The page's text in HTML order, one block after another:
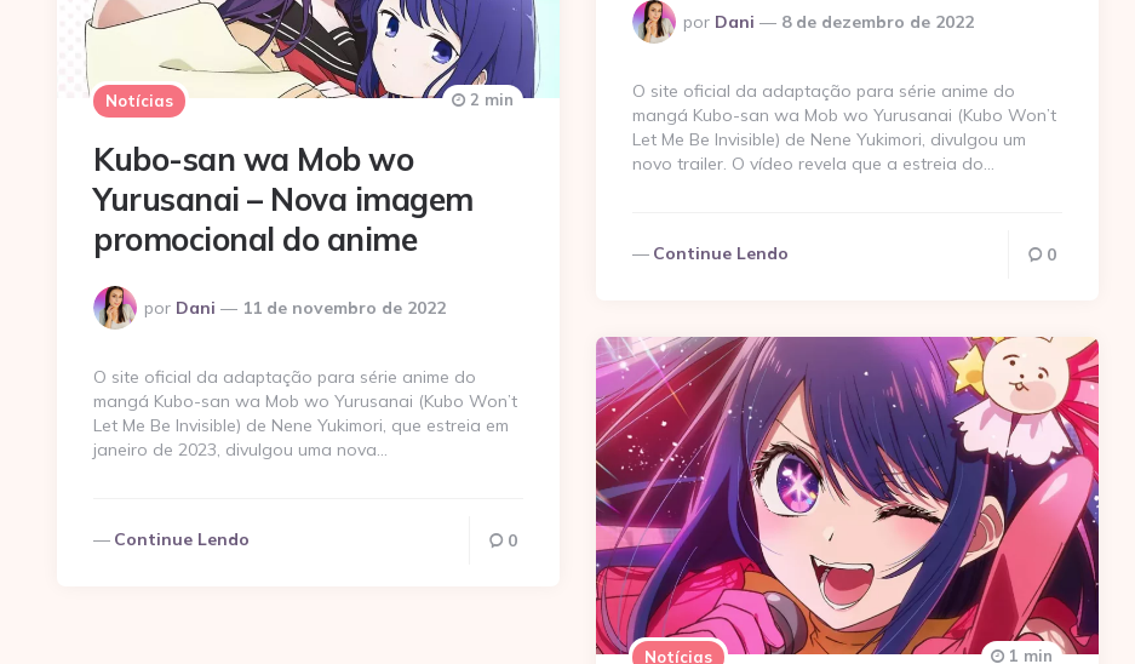
Postado
por
por Dani 8 de dezembro de 2022
O site oficial da adaptação para série anime do
mangá Kubo-san wa Mob wo Yurusanai (Kubo Won’t
Let Me Be Invisible) de Nene Yukimori, divulgou um
novo trailer. O vídeo revela que a estreia do…
Continue Lendo 0
Notícias
Kubo-san wa Mob wo
Yurusanai – Nova imagem
promocional do anime
Postado
por
por Dani 11 de novembro de 2022
2 min
O site oficial da adaptação para série anime do
mangá Kubo-san wa Mob wo Yurusanai (Kubo Won’t
Let Me Be Invisible) de Nene Yukimori, que estreia em
janeiro de 2023, divulgou uma nova…
Continue Lendo 0
Notícias 1 min